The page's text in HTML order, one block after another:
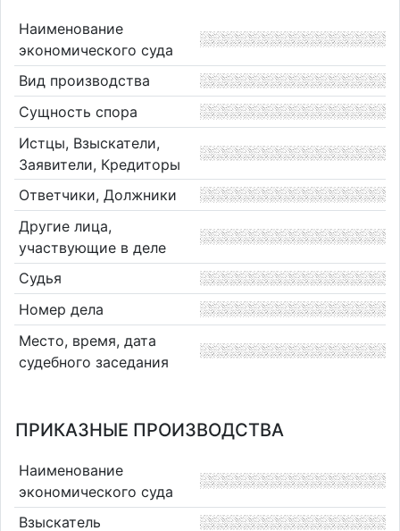
Наименование
экономического суда
Вид производства
Сущность спора
Истцы, Взыскатели,
Заявители, Кредиторы
Ответчики, Должники
Другие лица,
участвующие в деле
Судья
Номер дела
Место, время, дата
судебного заседания
ПРИКАЗНЫЕ ПРОИЗВОДСТВА
Наименование
экономического суда
Взыскатель